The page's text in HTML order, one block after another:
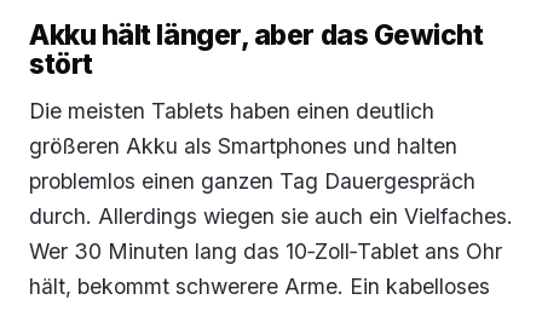
Akku hält länger, aber das Gewicht
stört
Die meisten Tablets haben einen deutlich
größeren Akku als Smartphones und halten
problemlos einen ganzen Tag Dauergespräch
durch. Allerdings wiegen sie auch ein Vielfaches.
Wer 30 Minuten lang das 10‑Zoll‑Tablet ans Ohr
hält, bekommt schwerere Arme. Ein kabelloses